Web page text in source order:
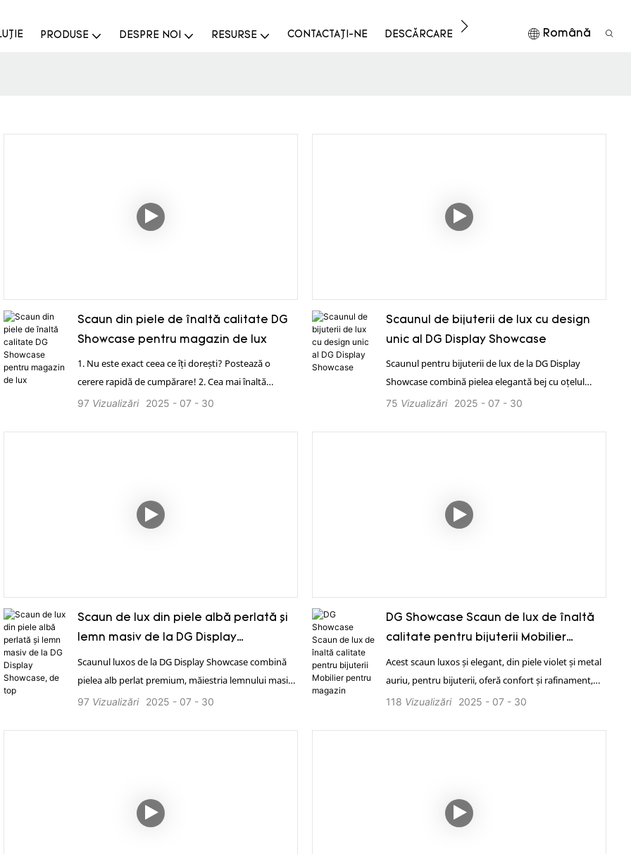
PRODUSE DESPRE NOI RESURSE CONTACTAŢI-NE DESCĂRCARE Română
Scaun din piele de înaltă calitate DG
Showcase pentru magazin de lux
1. Nu este exact ceea ce îți dorești? Postează o
cerere rapidă de cumpărare! 2. Cea mai înaltă
calitate cu materiale premium. 3. Preț direct din
2025 07 30
97 Vizualizări
Scaunul de bijuterii de lux cu design
unic al DG Display Showcase
Scaunul pentru bijuterii de lux de la DG Display
Showcase combină pielea elegantă bej cu oțelul
inoxidabil periat negru, oferind confort și stil de
Deține certificări internaționale de calitate, cum ar fi
ISO și TUV etc. 5. Livrare rapidă, transport
2025 07 30
75 Vizualizări
Scaun de lux din piele albă perlată și
lemn masiv de la DG Display
Showcase, de top
Scaunul luxos de la DG Display Showcase combină
pielea alb perlat premium, măiestria lemnului masiv
și designul modern, oferind atât confort excepțional,
orice spațiu. 1. Oferă o soluție completă pentru
Deține certificări internaționale de calitate, cum ar fi
ISO și TUV etc. 5. Livrare rapidă, transport
2025 07 30
97 Vizualizări
DG Showcase Scaun de lux de înaltă
calitate pentru bijuterii Mobilier
pentru magazin
Acest scaun luxos și elegant, din piele violet și metal
auriu, pentru bijuterii, oferă confort și rafinament,
fiind perfect pentru diverse ambientații de înaltă
multe informații. 1. Oferim o soluție completă pentru
Deținem certificări internaționale de calitate, cum ar
fi ISO și TUV etc. 5. Livrare rapidă, transport
2025 07 30
118 Vizualizări